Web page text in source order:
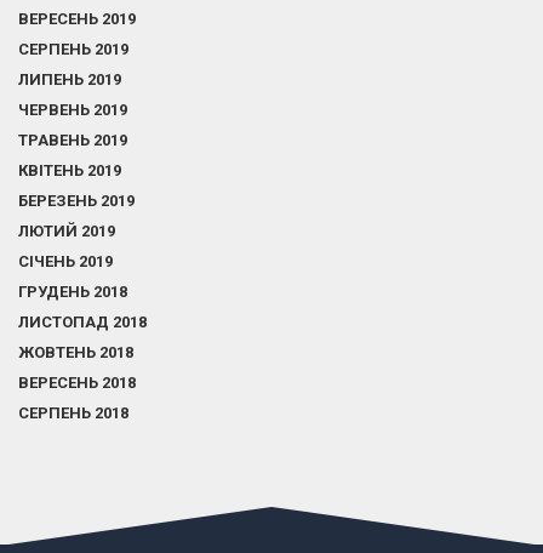
ВЕРЕСЕНЬ 2019
СЕРПЕНЬ 2019
ЛИПЕНЬ 2019
ЧЕРВЕНЬ 2019
ТРАВЕНЬ 2019
КВІТЕНЬ 2019
БЕРЕЗЕНЬ 2019
ЛЮТИЙ 2019
СІЧЕНЬ 2019
ГРУДЕНЬ 2018
ЛИСТОПАД 2018
ЖОВТЕНЬ 2018
ВЕРЕСЕНЬ 2018
СЕРПЕНЬ 2018